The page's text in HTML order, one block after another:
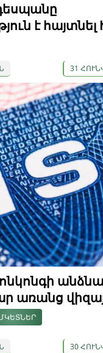
է հայտնել
31
առանց
30